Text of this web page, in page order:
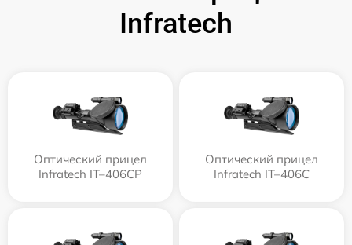
Infratech
Оптический прицел
Infratech IT–406СP
Оптический прицел
Infratech IT–406С